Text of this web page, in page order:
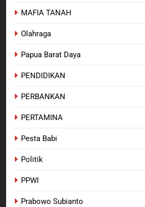
MAFIA TANAH
Olahraga
Papua Barat Daya
PENDIDIKAN
PERBANKAN
PERTAMINA
Pesta Babi
Politik
PPWI
Prabowo Subianto